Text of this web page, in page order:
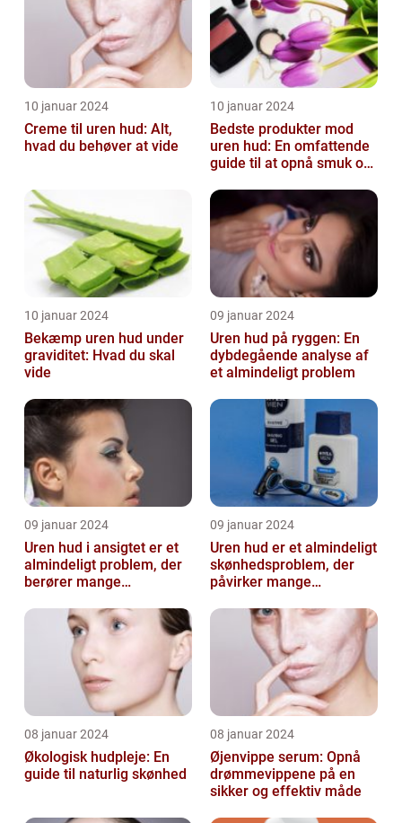
10 januar 2024
Creme til uren hud: Alt,
hvad du behøver at vide
10 januar 2024
Bedste produkter mod
uren hud: En omfattende
guide til at opnå smuk og
10 januar 2024
Bekæmp uren hud under
graviditet: Hvad du skal
vide
09 januar 2024
Uren hud på ryggen: En
dybdegående analyse af
et almindeligt problem
09 januar 2024
Uren hud i ansigtet er et
almindeligt problem, der
berører mange
09 januar 2024
Uren hud er et almindeligt
skønhedsproblem, der
påvirker mange
08 januar 2024
Økologisk hudpleje: En
guide til naturlig skønhed
08 januar 2024
Øjenvippe serum: Opnå
drømmevippene på en
sikker og effektiv måde